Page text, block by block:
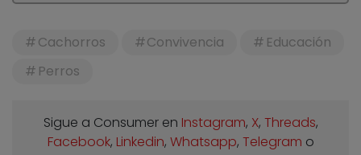
Cachorros Convivencia
Educación
Perros
Sigue a Consumer en Instagram, X, Threads,
Facebook, Linkedin, Whatsapp, Telegram o